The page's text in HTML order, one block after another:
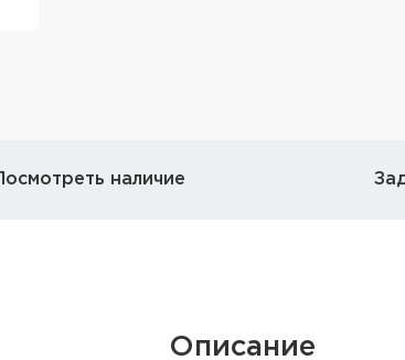
Посмотреть наличие
Описание